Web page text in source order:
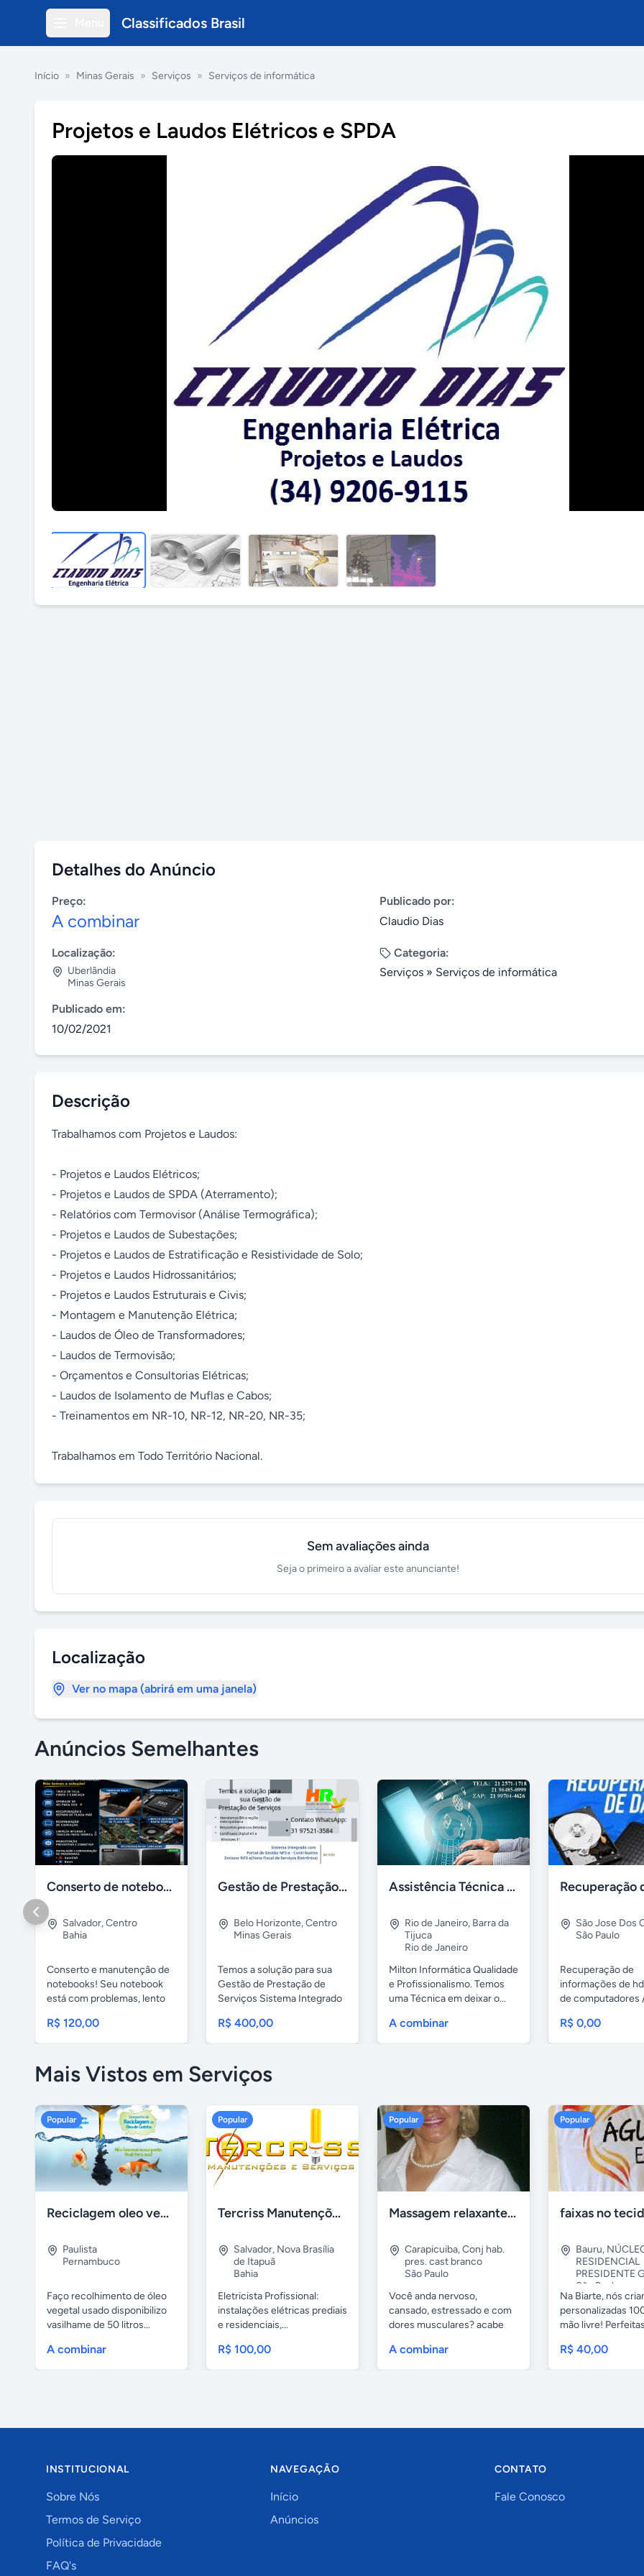
Classificados Brasil
Início » Minas Gerais » Serviços » Serviços de informática
Projetos e Laudos Elétricos e SPDA
Detalhes do Anúncio
Preço:
A combinar
Publicado por:
Claudio Dias
Localização:
Uberlândia
Minas Gerais
Categoria:
Serviços » Serviços de informática
Publicado em:
10/02/2021
Descrição
Trabalhamos com Projetos e Laudos:
- Projetos e Laudos Elétricos;
- Projetos e Laudos de SPDA (Aterramento);
- Relatórios com Termovisor (Análise Termográfica);
- Projetos e Laudos de Subestações;
- Projetos e Laudos de Estratificação e Resistividade de Solo;
- Projetos e Laudos Hidrossanitários;
- Projetos e Laudos Estruturais e Civis;
- Montagem e Manutenção Elétrica;
- Laudos de Óleo de Transformadores;
- Laudos de Termovisão;
- Orçamentos e Consultorias Elétricas;
- Laudos de Isolamento de Muflas e Cabos;
- Treinamentos em NR-10, NR-12, NR-20, NR-35;
Trabalhamos em Todo Território Nacional.
Sem avaliações ainda
Seja o primeiro a avaliar este anunciante!
Localização
Ver no mapa (abrirá em uma janela)
Anúncios Semelhantes
Conserto de notebook manutenção e prevenção
Salvador,Centro
Bahia
Conserto e manutenção de
notebooks! Seu notebook
está com problemas, lento
R$ 120,00
Gestão de Prestação de Serviços NFS-e Emissor Nacional
Belo Horizonte,Centro
Minas Gerais
Temos a solução para sua
Gestão de Prestação de
Serviços Sistema Integrado
R$ 400,00
Assistência Técnica Informática Imediata Barra da Tijuca
Rio de Janeiro, Barra da
Tijuca
Rio de Janeiro
Milton Informática Qualidade
e Profissionalismo. Temos
uma Técnica em deixar o...
A combinar
São Jose Dos
São Paulo
Recuperação de
informações de
de computadores
R$ 0,00
Mais Vistos em Serviços
Popular
Reciclagem oleo vegetal
Paulista
Pernambuco
Faço recolhimento de óleo
vegetal usado disponibilizo
vasilhame de 50 litros...
A combinar
Popular
Tercriss Manutenções e Serviços
Salvador, Nova Brasília
de Itapuã
Bahia
Eletricista Profissional:
instalações elétricas prediais
e residenciais,...
R$ 100,00
Popular
Massagem relaxante- terapeutica e depilação
Carapicuiba,Conj hab.
pres. cast branco
São Paulo
Você anda nervoso,
cansado, estressado e com
dores musculares? acabe
A combinar
Popular
Bauru,
RESIDENCIAL
PRESIDENTE
São Paulo
Na Biarte, nós
personalizadas
mão livre!
R$ 40,00
INSTITUCIONAL
Sobre Nós
Termos de Serviço
Política de Privacidade
FAQ's
NAVEGAÇÃO
Início
Anúncios
CONTATO
Fale Conosco